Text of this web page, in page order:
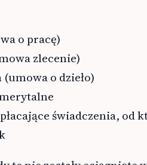
o pracę)
zlecenie)
o dzieło)
świadczenia, od